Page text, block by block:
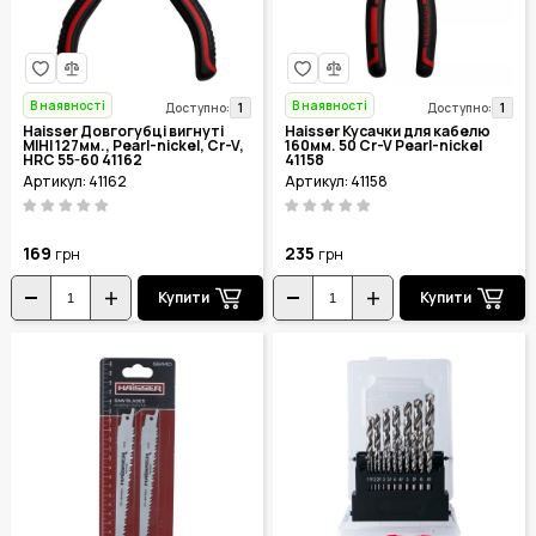
В наявності Доступно: 1
Haisser Довгогубці вигнуті
МІНІ 127мм., Pearl-nickel, Cr-V,
HRC 55-60 41162
Артикул: 41162
169 грн
Купити
В наявності Доступно: 1
Haisser Кусачки для кабелю
160мм. 50 Cr-V Pearl-nickel
41158
Артикул: 41158
235 грн
Купити